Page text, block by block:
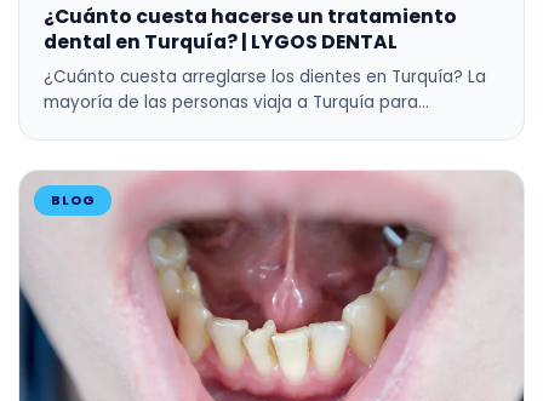
¿Cuánto cuesta hacerse un tratamiento
dental en Turquía? | LYGOS DENTAL
¿Cuánto cuesta arreglarse los dientes en Turquía? La
mayoría de las personas viaja a Turquía para…
BLOG